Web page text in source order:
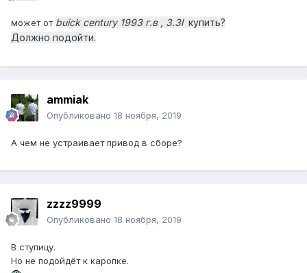
может от buick century 1993 г.в , 3.3lкупить?
Должно подойти.
ammiak
Опубликовано 18 ноября, 2019
А чем не устраивает привод в сборе?
zzzz9999
Опубликовано 18 ноября, 2019
В ступицу.
Но не подойдёт к каропке.